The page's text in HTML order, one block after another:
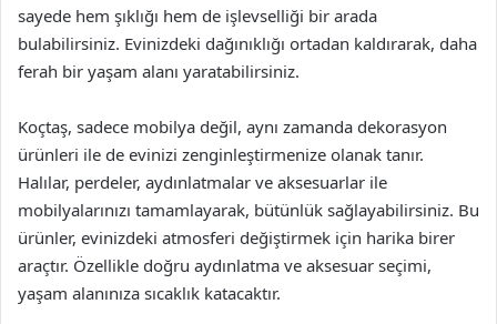
sayede hem şıklığı hem de işlevselliği bir arada
bulabilirsiniz. Evinizdeki dağınıklığı ortadan kaldırarak, daha
ferah bir yaşam alanı yaratabilirsiniz.
Koçtaş, sadece mobilya değil, aynı zamanda dekorasyon
ürünleri ile de evinizi zenginleştirmenize olanak tanır.
Halılar, perdeler, aydınlatmalar ve aksesuarlar ile
mobilyalarınızı tamamlayarak, bütünlük sağlayabilirsiniz. Bu
ürünler, evinizdeki atmosferi değiştirmek için harika birer
araçtır. Özellikle doğru aydınlatma ve aksesuar seçimi,
yaşam alanınıza sıcaklık katacaktır.